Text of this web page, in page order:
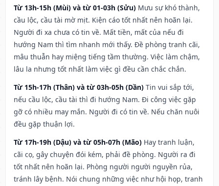
Từ 13h-15h (Mùi) và từ 01-03h (Sửu) Mưu sự khó thành,
cầu lộc, cầu tài mờ mịt. Kiện cáo tốt nhất nên hoãn lại.
Người đi xa chưa có tin về. Mất tiền, mất của nếu đi
hướng Nam thì tìm nhanh mới thấy. Đề phòng tranh cãi,
mâu thuẫn hay miệng tiếng tầm thường. Việc làm chậm,
lâu la nhưng tốt nhất làm việc gì đều cần chắc chắn.
Từ 15h-17h (Thân) và từ 03h-05h (Dần) Tin vui sắp tới,
nếu cầu lộc, cầu tài thì đi hướng Nam. Đi công việc gặp
gỡ có nhiều may mắn. Người đi có tin về. Nếu chăn nuôi
đều gặp thuận lợi.
Từ 17h-19h (Dậu) và từ 05h-07h (Mão) Hay tranh luận,
cãi cọ, gây chuyện đói kém, phải đề phòng. Người ra đi
tốt nhất nên hoãn lại. Phòng người người nguyền rủa,
tránh lây bệnh. Nói chung những việc như hội họp, tranh